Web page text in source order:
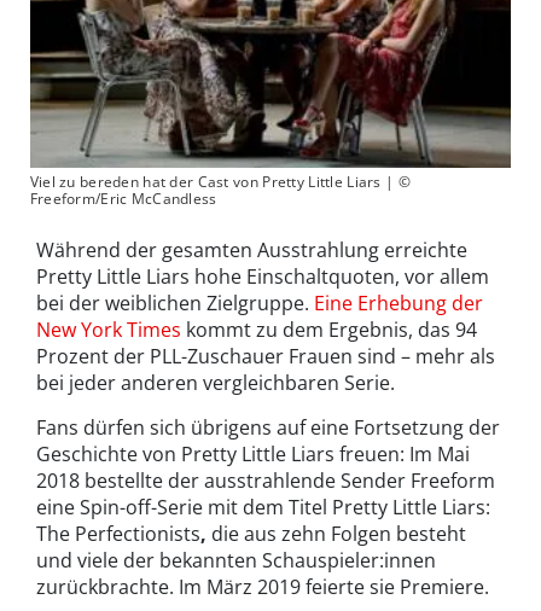
Viel zu bereden hat der Cast von Pretty Little Liars | ©
Freeform/Eric McCandless
Während der gesamten Ausstrahlung erreichte
Pretty Little Liars hohe Einschaltquoten, vor allem
bei der weiblichen Zielgruppe. Eine Erhebung der
New York Times kommt zu dem Ergebnis, das 94
Prozent der PLL-Zuschauer Frauen sind – mehr als
bei jeder anderen vergleichbaren Serie.
Fans dürfen sich übrigens auf eine Fortsetzung der
Geschichte von Pretty Little Liars freuen: Im Mai
2018 bestellte der ausstrahlende Sender Freeform
eine Spin-off-Serie mit dem Titel Pretty Little Liars:
The Perfectionists, die aus zehn Folgen besteht
und viele der bekannten Schauspieler:innen
zurückbrachte. Im März 2019 feierte sie Premiere.